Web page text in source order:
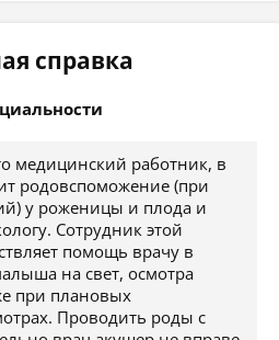
справка
медицинский работник, в
родовспоможение (при
у роженицы и плода и
Сотрудник этой
помощь врачу в
на свет, осмотра
при плановых
Проводить роды с